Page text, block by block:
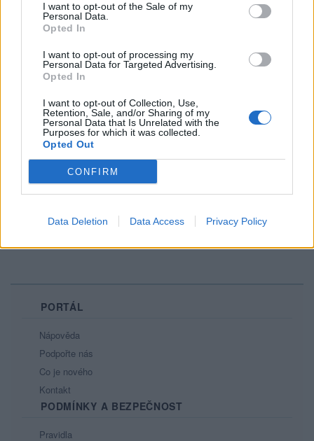
I want to opt-out of the Sale of my
Personal Data.
Opted In
I want to opt-out of processing my
Personal Data for Targeted Advertising.
Opted In
I want to opt-out of Collection, Use,
Retention, Sale, and/or Sharing of my
Personal Data that Is Unrelated with the
Purposes for which it was collected.
Opted Out
CONFIRM
Data Deletion Data Access Privacy Policy
Ahoj jak mám merit teplotu miminku?
PORTÁL
Nápověda
Podpořte nás
Co je nového
Kontakt
PODMÍNKY A BEZPEČNOST
Pravidla